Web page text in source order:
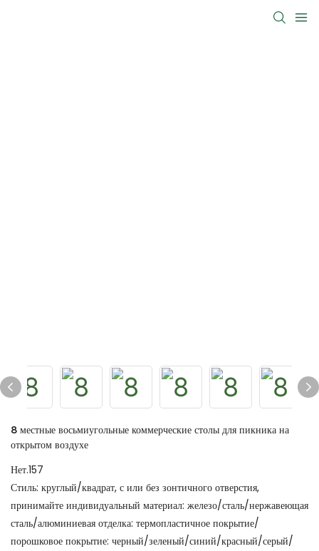
8 местные восьмиугольные коммерческие столы для пикника на
открытом воздухе
Нет.157
Стиль: круглый/квадрат, с или без зонтичного отверстия,
принимайте индивидуальный материал: железо/сталь/нержавеющая
сталь/алюминиевая отделка: термопластичное покрытие/
порошковое покрытие: черный/зеленый/синий/красный/серый/